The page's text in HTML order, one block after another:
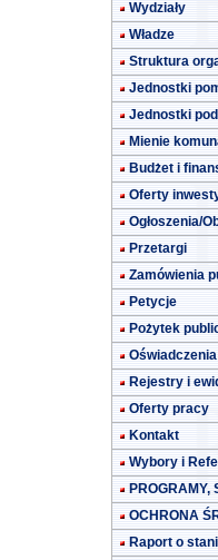
Wydziały
Władze
Struktura
Jednostki
Jednostki
Mienie
Budżet i
Oferty
Ogłoszenia/
Przetargi
Zamówienia
Petycje
Pożytek
Rejestry i
Oferty pracy
Kontakt
Wybory i
PROGRAMY,
OCHRONA
Raport o